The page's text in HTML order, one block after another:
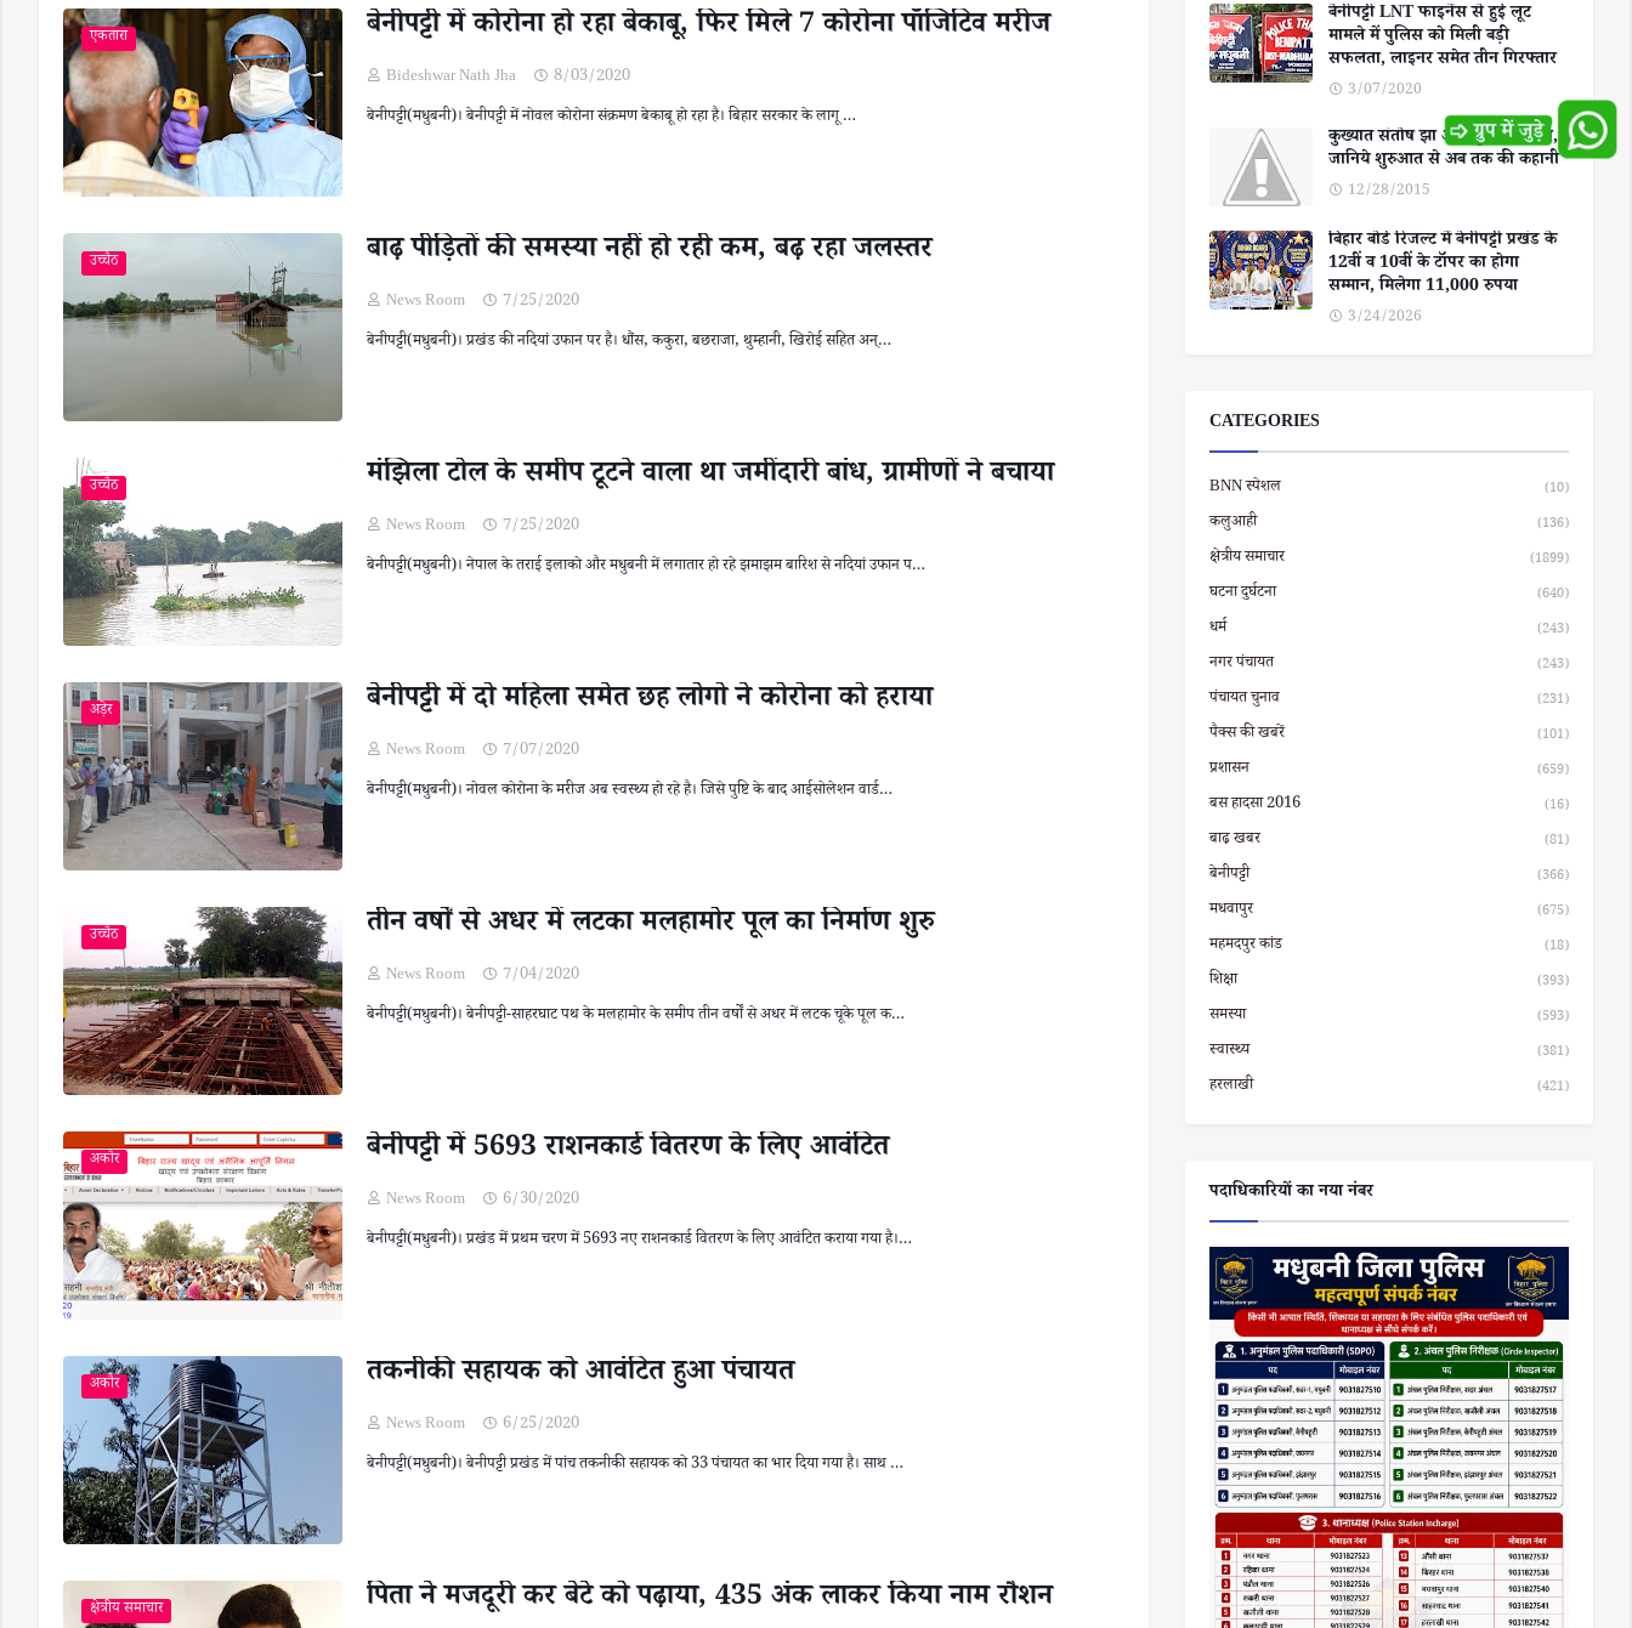
एकतारा बेनीपट्टी में कोरोना हो रहा बेकाबू, फिर मिले 7 कोरोना पॉजिटिव मरीज
Bideshwar Nath Jha
8/03/2020
बेनीपट्टी(मधुबनी)। बेनीपट्टी में नोवल कोरोना संक्रमण बेकाबू हो रहा है। बिहार सरकार के लागू …
उच्चैठ बाढ़ पीड़ितों की समस्या नहीं हो रही कम, बढ़ रहा जलस्तर
News Room
7/25/2020
बेनीपट्टी(मधुबनी)। प्रखंड की नदियां उफान पर है। धौंस, ककुरा, बछराजा, थुम्हानी, खिरोई सहित अन्…
उच्चैठ मंझिला टोल के समीप टूटने वाला था जमींदारी बांध, ग्रामीणों ने बचाया
News Room
7/25/2020
बेनीपट्टी(मधुबनी)। नेपाल के तराई इलाको और मधुबनी में लगातार हो रहे झमाझम बारिश से नदियां उफान प…
अड़ेर बेनीपट्टी में दो महिला समेत छह लोगो ने कोरोना को हराया
News Room
7/07/2020
बेनीपट्टी(मधुबनी)। नोवल कोरोना के मरीज अब स्वस्थ्य हो रहे है। जिसे पुष्टि के बाद आईसोलेशन वार्ड…
उच्चैठ तीन वर्षों से अधर में लटका मलहामोर पूल का निर्माण शुरु
News Room
7/04/2020
बेनीपट्टी(मधुबनी)। बेनीपट्टी-साहरघाट पथ के मलहामोर के समीप तीन वर्षों से अधर में लटक चूके पूल क…
अकौर बेनीपट्टी में 5693 राशनकार्ड वितरण के लिए आवंटित
News Room
6/30/2020
बेनीपट्टी(मधुबनी)। प्रखंड में प्रथम चरण में 5693 नए राशनकार्ड वितरण के लिए आवंटित कराया गया है।…
अकौर तकनीकी सहायक को आवंटित हुआ पंचायत
News Room
6/25/2020
बेनीपट्टी(मधुबनी)। बेनीपट्टी प्रखंड में पांच तकनीकी सहायक को 33 पंचायत का भार दिया गया है। साथ …
क्षेत्रीय समाचार पिता ने मजदूरी कर बेटे को पढ़ाया, 435 अंक लाकर किया नाम रौशन
बेनीपट्टी LNT फाइनेंस से हुई लूट
मामले में पुलिस को मिली बड़ी
सफलता, लाइनर समेत तीन गिरफ्तार
3/07/2020
कुख्यात संतोष झा और जुर्म का रिश्ता,
जानिये शुरुआत से अब तक की कहानी
12/28/2015
बिहार बोर्ड रिजल्ट में बेनीपट्टी प्रखंड के
12वीं व 10वीं के टॉपर का होगा
सम्मान, मिलेगा 11,000 रुपया
3/24/2026
CATEGORIES
BNN स्पेशल (10)
कलुआही (136)
क्षेत्रीय समाचार (1899)
घटना दुर्घटना (640)
धर्म (243)
नगर पंचायत (243)
पंचायत चुनाव (231)
पैक्स की खबरें (101)
प्रशासन (659)
बस हादसा 2016 (16)
बाढ़ खबर (81)
बेनीपट्टी (366)
मधवापुर (675)
महमदपुर कांड (18)
शिक्षा (393)
समस्या (593)
स्वास्थ्य (381)
हरलाखी (421)
पदाधिकारियों का नया नंबर